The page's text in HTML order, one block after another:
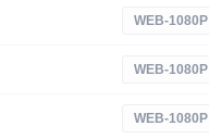
WEB-1080P
WEB-1080P
WEB-1080P